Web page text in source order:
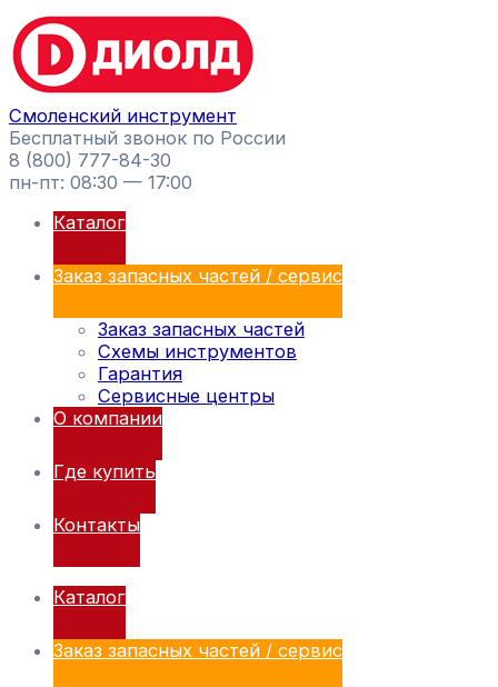
Перейти
к
содержимому
Смоленский инструмент
Бесплатный звонок по России
8 (800) 777-84-30
пн-пт: 08:30 — 17:00
Каталог
Заказ запасных частей / сервис
Заказ запасных частей
Схемы инструментов
Гарантия
Сервисные центры
О компании
Где купить
Контакты
Каталог
Заказ запасных частей / сервис
Поиск
товаров